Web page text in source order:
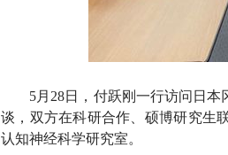
5月28日，付跃刚一行访问日
谈，双方在科研合作、硕博研究生
认知神经科学研究室。